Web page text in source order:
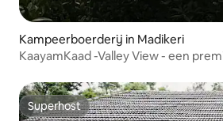
Kampeerboerderij in Madikeri
KaayamKaad -Valley View - een
Superhost
Superhost